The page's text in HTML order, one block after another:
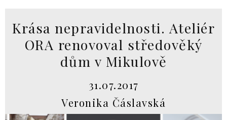
Krása nepravidelnosti. Ateliér
ORA renovoval středověký
dům v Mikulově
31.07.2017
Veronika Čáslavská